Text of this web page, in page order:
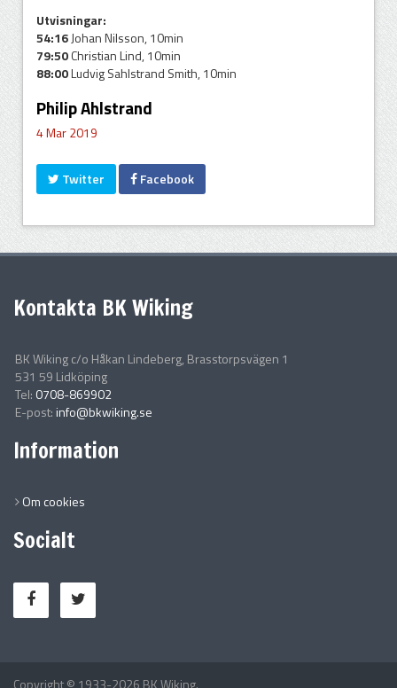
Utvisningar:
54:16Johan Nilsson, 10min
79:50Christian Lind, 10min
88:00Ludvig Sahlstrand Smith, 10min
Philip Ahlstrand
4 Mar 2019
Twitter Facebook
Kontakta BK Wiking
BK Wiking c/o Håkan Lindeberg, Brasstorpsvägen 1
531 59 Lidköping
Tel: 0708-869902
E-post:info@bkwiking.se
Information
Om cookies
Socialt
Copyright © 1933-2026 BK Wiking.